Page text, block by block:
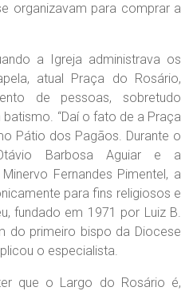
organizavam para comprar a
a Igreja administrava os
atual Praça do Rosário,
de pessoas, sobretudo
“Daí o fato de a Praça
Pátio dos Pagãos. Durante o
Barbosa Aguiar e a
Fernandes Pimentel, a
para fins religiosos e
fundado em 1971 por Luiz B.
do primeiro bispo da Diocese
o especialista.
que o Largo do Rosário é,